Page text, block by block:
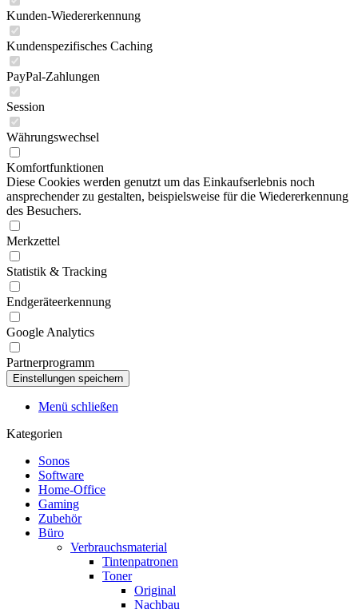
Kunden-Wiedererkennung
Kundenspezifisches Caching
PayPal-Zahlungen
Session
Währungswechsel
Komfortfunktionen
Diese Cookies werden genutzt um das Einkaufserlebnis noch
ansprechender zu gestalten, beispielsweise für die Wiedererkennung
des Besuchers.
Merkzettel
Statistik & Tracking
Endgeräteerkennung
Google Analytics
Partnerprogramm
Menü schließen
Kategorien
Sonos
Software
Home-Office
Gaming
Zubehör
Büro
Verbrauchsmaterial
Tintenpatronen
Toner
Original
Nachbau